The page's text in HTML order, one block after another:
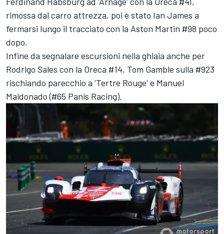
rimossa dal carro attrezza, poi è stato Ian James a
fermarsi lungo il tracciato con la Aston Martin #98 poco
dopo.
Infine da segnalare escursioni nella ghiaia anche per
Rodrigo Sales con la Oreca #14, Tom Gamble sulla #923
rischiando parecchio a 'Tertre Rouge' e Manuel
Maldonado(#65 Panis Racing).